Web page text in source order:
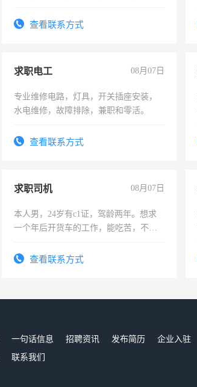
查看联系方式
求职电工 08月07日
专业维修电路，灯具，开关插座安装，
水电维修，故障排除，兼职和零活。
查看联系方式
求职司机 08月07日
本人男，24岁有c1证，驾龄两年。想求
一个年后开货车的工作，能吃苦，不怕
查看联系方式
一句话信息 招聘资讯 发布简历 企业入驻
联系我们